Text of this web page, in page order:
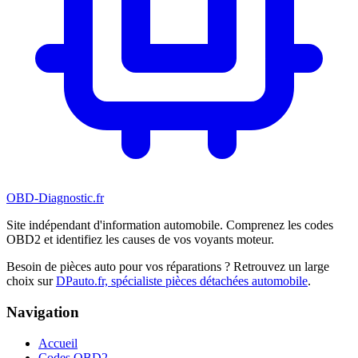
OBD-Diagnostic.fr
Site indépendant d'information automobile. Comprenez les codes
OBD2 et identifiez les causes de vos voyants moteur.
Besoin de pièces auto pour vos réparations ? Retrouvez un large
choix sur DPauto.fr, spécialiste pièces détachées automobile.
Navigation
Accueil